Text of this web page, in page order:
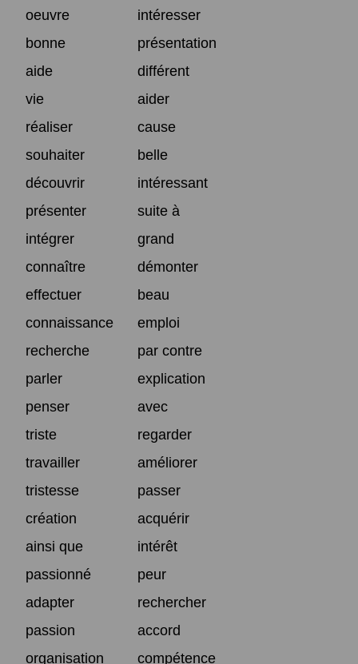
oeuvre
intéresser
bonne
présentation
aide
différent
vie
aider
réaliser
cause
souhaiter
belle
découvrir
intéressant
présenter
suite à
intégrer
grand
connaître
démonter
effectuer
beau
connaissance
emploi
recherche
par contre
parler
explication
penser
avec
triste
regarder
travailler
améliorer
tristesse
passer
création
acquérir
ainsi que
intérêt
passionné
peur
adapter
rechercher
passion
accord
organisation
compétence